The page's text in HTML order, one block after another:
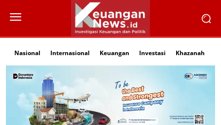
Nasional Internasional Keuangan Investasi Khazanah